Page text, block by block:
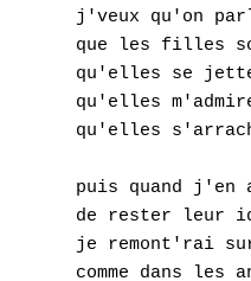
j'veux qu'on
que les filles
qu'elles se
qu'elles
qu'elles
puis quand j'en
de rester leur
je remont'rai
comme dans les